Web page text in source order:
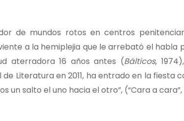
de mundos rotos en centros
a la hemiplejia que le arrebató el habla
aterradora 16 años antes (Bálticos,
de Literatura en 2011, ha entrado en la fiesta
un salto el uno hacia el otro”, (“Cara a cara”,